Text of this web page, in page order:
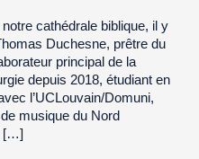
cathédrale biblique, il y
Duchesne, prêtre du
principal de la
depuis 2018, étudiant en
l’UCLouvain/Domuni,
musique du Nord
[…]